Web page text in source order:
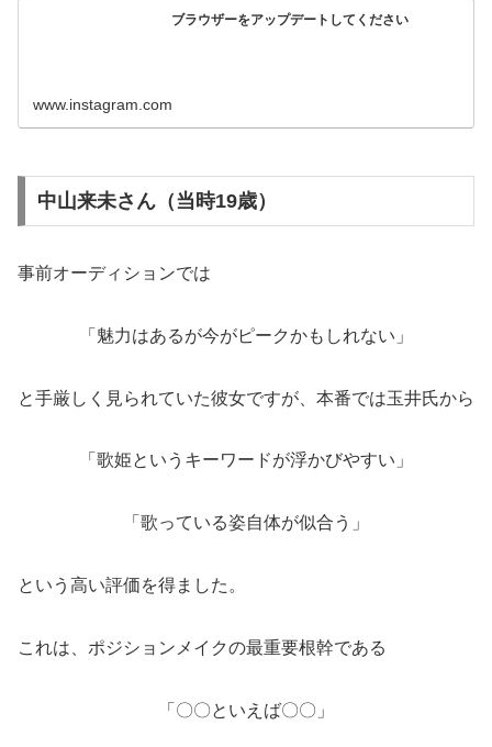
ブラウザーをアップデートしてください
www.instagram.com
中山来未さん（当時19歳）
事前オーディションでは
「魅力はあるが今がピークかもしれない」
と手厳しく見られていた彼女ですが、本番では玉井氏から
「歌姫というキーワードが浮かびやすい」
「歌っている姿自体が似合う」
という高い評価を得ました。
これは、ポジションメイクの最重要根幹である
「〇〇といえば〇〇」